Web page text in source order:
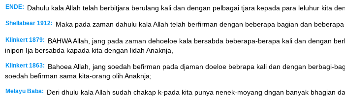
ENDE: Dahulu kala Allah telah berbitjara berulang kali dan dengan pelbagai tjara kepada para leluhur kita
Shellabear 1912: Maka pada zaman dahulu kala Allah telah berfirman dengan beberapa bagian dan
Klinkert 1879:
BAHWA Allah, jang pada zaman dehoeloe kala bersabda beberapa-berapa kali dan dengan
inipon Ija bersabda kapada kita dengan lidah Anaknja,
Klinkert 1863:
Bahoea Allah, jang soedah befirman pada djaman doeloe bebrapa kali dan dengan berbagi-
soedah befirman sama kita-orang olih Anaknja;
Melayu Baba: Deri dhulu kala Allah sudah chakap k-pada kita punya nenek-moyang dngan banyak bhagian